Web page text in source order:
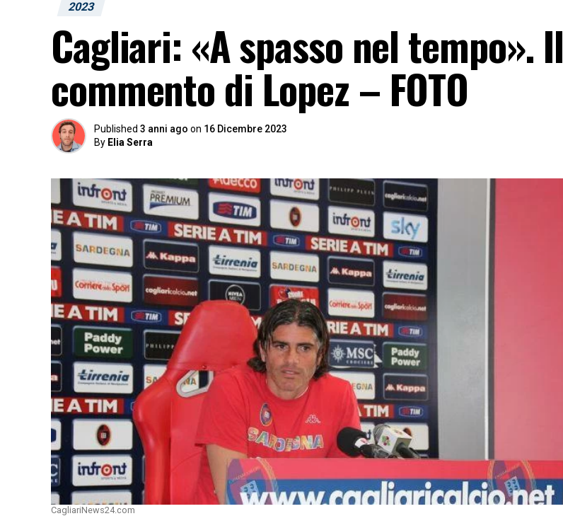
2023
Cagliari: «A spasso nel tempo». Il
commento di Lopez – FOTO
Published 3 anni ago on 16 Dicembre 2023
By Elia Serra
CagliariNews24.com